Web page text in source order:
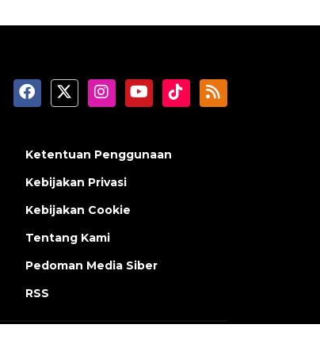
Ketentuan Penggunaan
Kebijakan Privasi
Kebijakan Cookie
Tentang Kami
Pedoman Media Siber
RSS